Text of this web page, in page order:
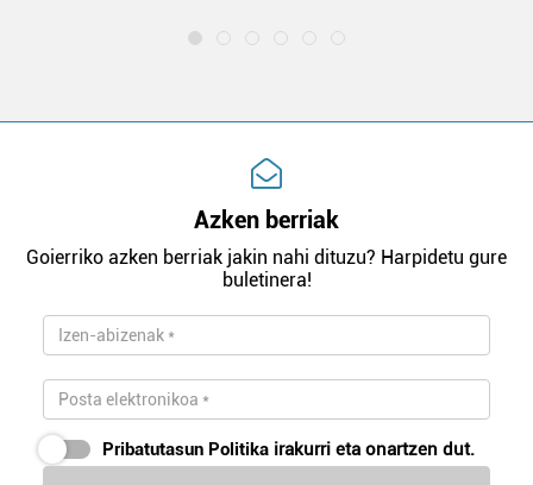
Azken berriak
Goierriko azken berriak jakin nahi dituzu? Harpidetu gure
buletinera!
Pribatutasun Politika irakurri eta onartzen dut.